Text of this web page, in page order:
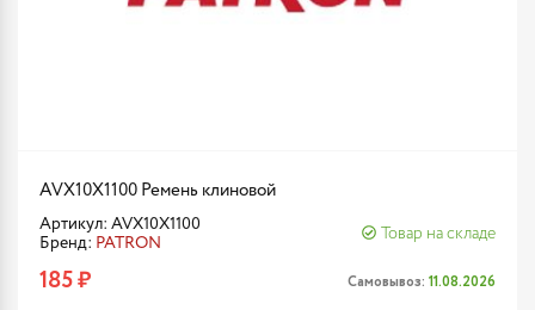
AVX10X1100 Ремень клиновой
Артикул: AVX10X1100
Бренд: PATRON
Товар на складе
185 ₽ Самовывоз: 11.08.2026